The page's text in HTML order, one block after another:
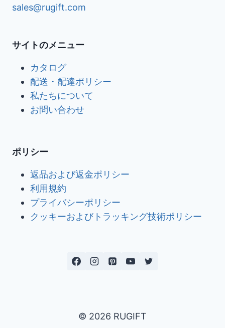
sales@rugift.com
サイトのメニュー
カタログ
配送・配達ポリシー
私たちについて
お問い合わせ
ポリシー
返品および返金ポリシー
利用規約
プライバシーポリシー
クッキーおよびトラッキング技術ポリシー
© 2026 RUGIFT